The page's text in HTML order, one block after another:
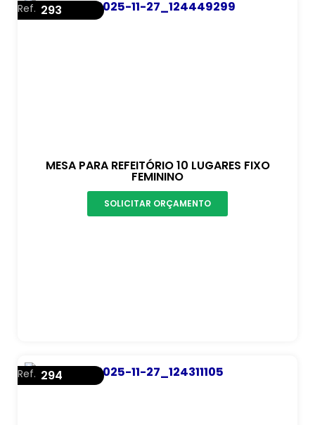
MESA PARA REFEITÓRIO 10 LUGARES FIXO
FEMININO
Ref. 293
SOLICITAR ORÇAMENTO
Ref. 294